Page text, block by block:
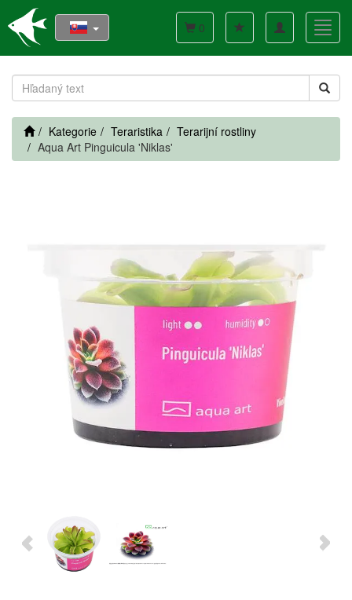
Toggle
navigation
0
Kategorie Teraristika
Terarijní rostliny
Aqua Art Pinguicula 'Niklas'